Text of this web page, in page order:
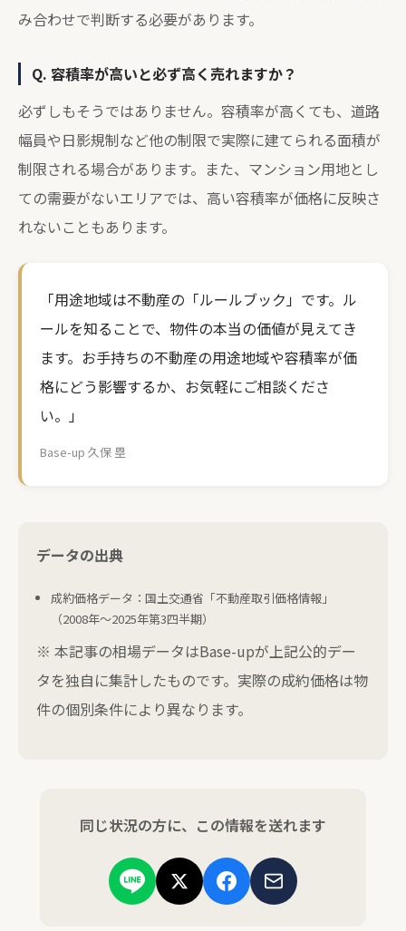
み合わせで判断する必要があります。
Q. 容積率が高いと必ず高く売れますか？
必ずしもそうではありません。容積率が高くても、道路
幅員や日影規制など他の制限で実際に建てられる面積が
制限される場合があります。また、マンション用地とし
ての需要がないエリアでは、高い容積率が価格に反映さ
れないこともあります。
「用途地域は不動産の「ルールブック」です。ル
ールを知ることで、物件の本当の価値が見えてき
ます。お手持ちの不動産の用途地域や容積率が価
格にどう影響するか、お気軽にご相談くださ
い。」
Base-up 久保 塁
データの出典
成約価格データ：国土交通省「不動産取引価格情報」
（2008年〜2025年第3四半期）
※ 本記事の相場データはBase-upが上記公的デー
タを独自に集計したものです。実際の成約価格は物
件の個別条件により異なります。
同じ状況の方に、この情報を送れます